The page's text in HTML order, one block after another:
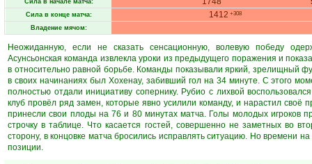
Сила в начале матча:
Сила в конце матча: 1412 +308
Владение мячом:
Неожиданную, если не сказать сенсационную, волевую победу
Асунсьонская команда извлекла уроки из предыдущего поражения и
в относительно равной борьбе. Команды показывали яркий, зрелищный
в своих начинаниях был Хохенау, забивший гол на 34 минуте. С этого
полностью отдали инициативу сопернику. Рубио с лихвой
клуб провёл ряд замен, которые явно усилили команду, и нарастил
принесли свои плоды на 76 и 80 минутах матча. Голы молодых игроков
строчку в таблице. Что касается гостей, совершенно не заметных во
сторону, в концовке матча бросились исправлять ситуацию. Но времени
позиции.